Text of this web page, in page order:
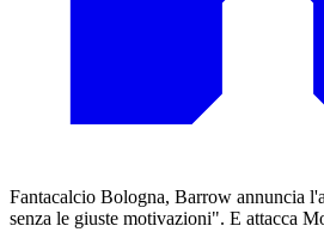
Fantacalcio Bologna, Barrow annuncia
senza le giuste motivazioni". E attacca